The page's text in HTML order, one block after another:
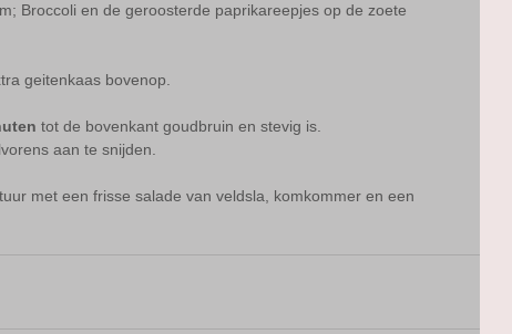
Broccoli en de geroosterde paprikareepjes op de zoete
geitenkaas bovenop.
tot de bovenkant goudbruin en stevig is.
aan te snijden.
met een frisse salade van veldsla, komkommer en een